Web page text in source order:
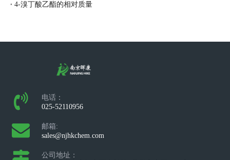
4-溴丁酸乙酯的相对质量
电话：
025-52110956
邮箱:
sales@njhkchem.com
公司地址：